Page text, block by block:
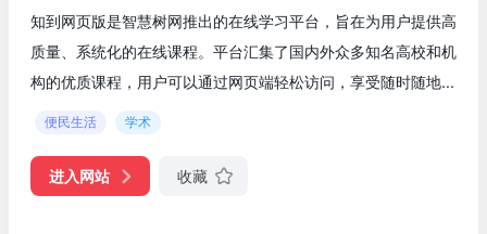
知到网页版是智慧树网推出的在线学习平台，旨在为用户提供高
质量、系统化的在线课程。平台汇集了国内外众多知名高校和机
构的优质课程，用户可以通过网页端轻松访问，享受随时随地...
便民生活 学术
进入网站 收藏